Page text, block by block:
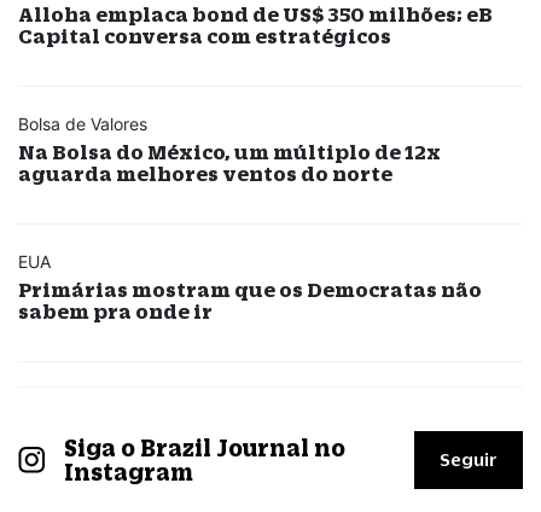
Alloha emplaca bond de US$ 350 milhões; eB
Capital conversa com estratégicos
Bolsa de Valores
Na Bolsa do México, um múltiplo de 12x
aguarda melhores ventos do norte
EUA
Primárias mostram que os Democratas não
sabem pra onde ir
Siga o Brazil Journal no
Instagram
Seguir